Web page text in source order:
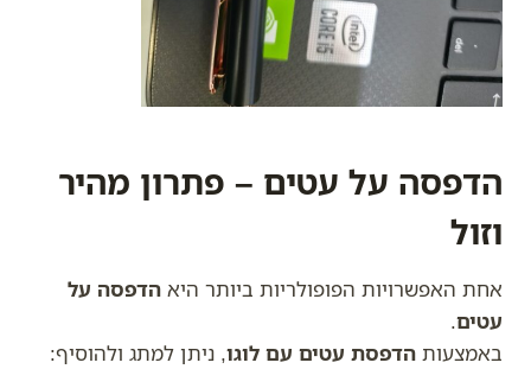
הדפסה על עטים – פתרון מהיר
וזול
אחת האפשרויות הפופולריות ביותר היא הדפסה על
עטים.
באמצעות הדפסת עטים עם לוגו, ניתן למתג ולהוסיף: